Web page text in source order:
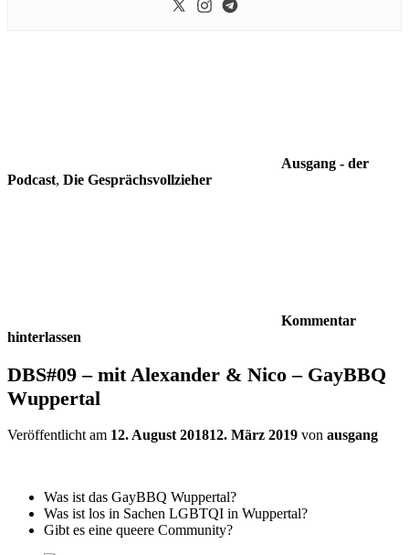
Ausgang - der
Podcast, Die Gesprächsvollzieher
Kommentar
hinterlassen
DBS#09 – mit Alexander & Nico – GayBBQ
Wuppertal
Veröffentlicht am 12. August 201812. März 2019 von ausgang
Was ist das GayBBQ Wuppertal?
Was ist los in Sachen LGBTQI in Wuppertal?
Gibt es eine queere Community?